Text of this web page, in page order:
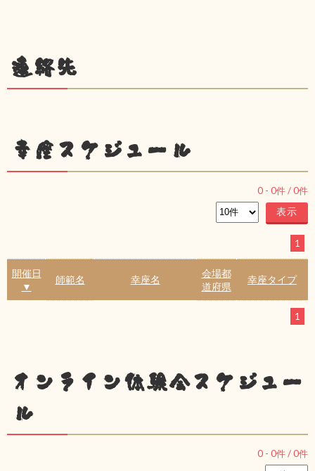
連絡先
幸座スケジュール
0 - 0件 /0件
1
開催日
▼
師範名 幸座名
会場都
道府県
幸座タイプ
1
オンライン体験会スケジュー
ル
0 - 0件 /0件